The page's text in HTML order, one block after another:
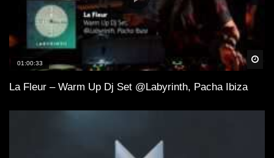
01:00:33
La Fleur – Warm Up Dj Set @Labyrinth, Pacha Ibiza